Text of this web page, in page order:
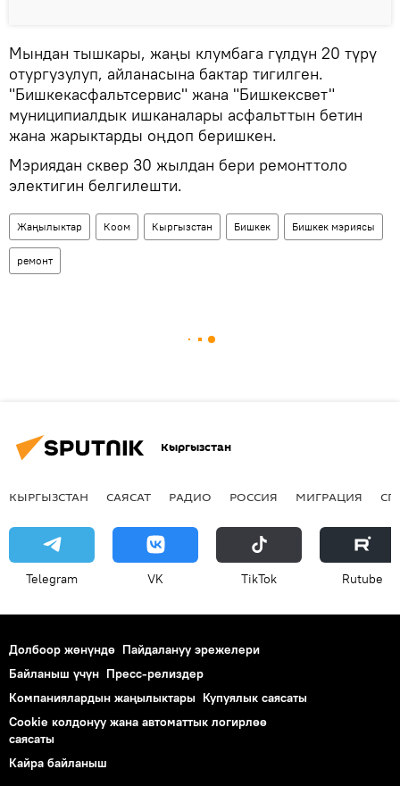
Мындан тышкары, жаңы клумбага гүлдүн 20 түрү
отургузулуп, айланасына бактар тигилген.
"Бишкекасфальтсервис" жана "Бишкексвет"
муниципиалдык ишканалары асфальттын бетин
жана жарыктарды оңдоп беришкен.
Мэриядан сквер 30 жылдан бери ремонттоло
электигин белгилешти.
Жаңылыктар Коом Кыргызстан Бишкек Бишкек мэриясы
ремонт
Кыргызстан
КЫРГЫЗСТАН САЯСАТ РАДИО РОССИЯ МИГРАЦИЯ
Telegram VK ТikТоk Rutube
Долбоор жөнүндө Пайдалануу эрежелери
Байланыш үчүн Пресс-релиздер
Компаниялардын жаңылыктары Купуялык саясаты
Cookie колдонуу жана автоматтык логирлөө
саясаты
Кайра байланыш